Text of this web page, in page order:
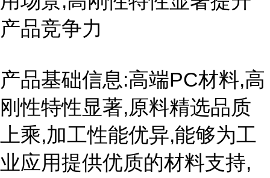
产品竞争力
产品基础信息:高端PC材料,高
刚性特性显著,原料精选品质
上乘,加工性能优异,能够为工
业应用提供优质的材料支持,